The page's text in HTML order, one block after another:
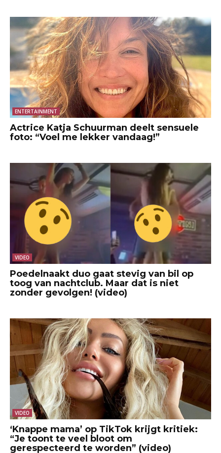
ENTERTAINMENT
Actrice Katja Schuurman deelt sensuele
foto: “Voel me lekker vandaag!”
VIDEO
Poedelnaakt duo gaat stevig van bil op
toog van nachtclub. Maar dat is niet
zonder gevolgen! (video)
VIDEO
‘Knappe mama’ op TikTok krijgt kritiek:
“Je toont te veel bloot om
gerespecteerd te worden” (video)